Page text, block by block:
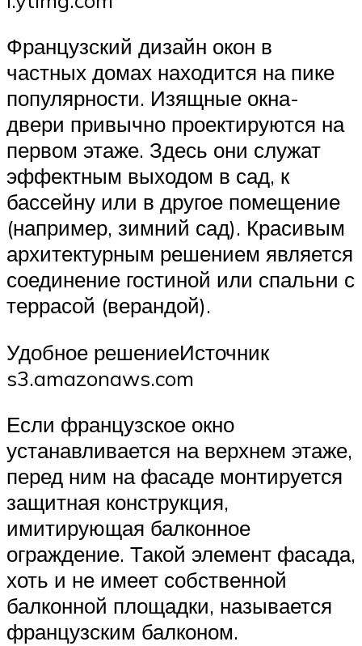
Французский дизайн окон в
частных домах находится на пике
популярности. Изящные окна-
двери привычно проектируются на
первом этаже. Здесь они служат
эффектным выходом в сад, к
бассейну или в другое помещение
(например, зимний сад). Красивым
архитектурным решением является
соединение гостиной или спальни с
террасой (верандой).
Удобное решениеИсточник
s3.amazonaws.com
Если французское окно
устанавливается на верхнем этаже,
перед ним на фасаде монтируется
защитная конструкция,
имитирующая балконное
ограждение. Такой элемент фасада,
хоть и не имеет собственной
балконной площадки, называется
французским балконом.